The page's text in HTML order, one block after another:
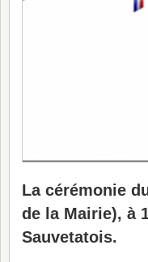
La cérémonie
de la Mairie), à
Sauvetatois.